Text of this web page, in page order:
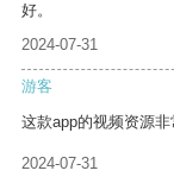
好。
2024-07-31
游客
这款app的视频资源非
2024-07-31